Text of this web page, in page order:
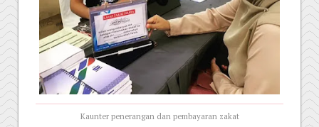
Kaunter penerangan dan pembayaran zakat